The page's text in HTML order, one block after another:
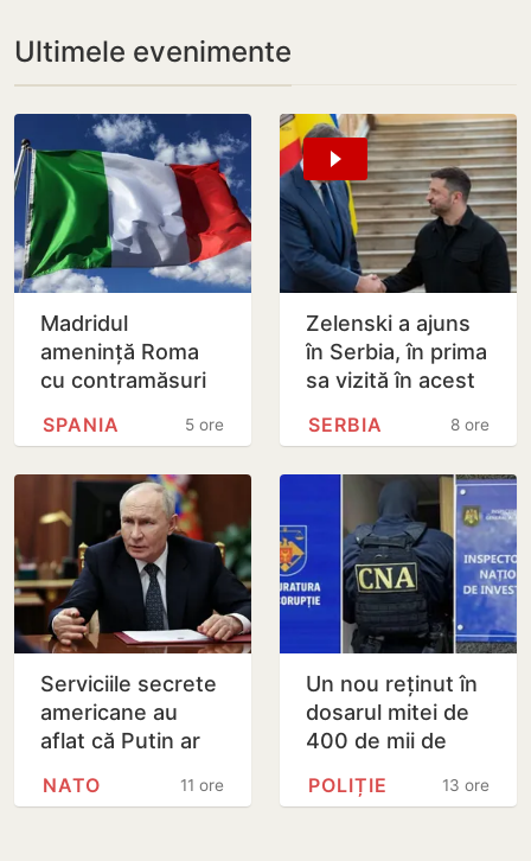
Ultimele evenimente
Madridul
amenință Roma
cu contramăsuri
renunță la
frontieră pentru…
5 ore
SPANIA
Zelenski a ajuns
în Serbia, în prima
sa vizită în acest
tradițional al
8 ore
SERBIA
Serviciile secrete
americane au
aflat că Putin ar
cu un atac chiar în
11 ore
NATO
Un nou reținut în
dosarul mitei de
400 de mii de
facilitat transferul
13 ore
POLIȚIE